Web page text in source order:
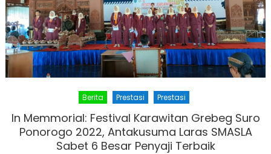
Berita Prestasi Prestasi
In Memmorial: Festival Karawitan Grebeg Suro
Ponorogo 2022, Antakusuma Laras SMASLA
Sabet 6 Besar Penyaji Terbaik